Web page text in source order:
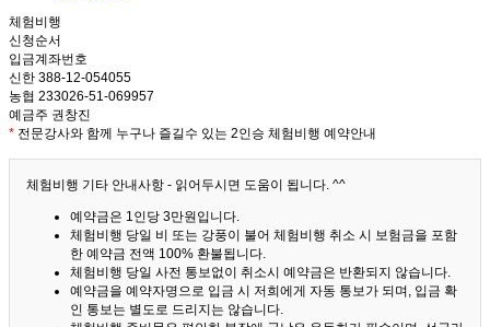
체험비행
신청순서
입금계좌번호
신한 388-12-054055
농협 233026-51-069957
예금주 권창진
* 전문강사와 함께 누구나 즐길수 있는 2인승 체험비행 예약안내
체험비행 기타 안내사항 - 읽어두시면 도움이 됩니다. ^^
예약금은 1인당 3만원입니다.
체험비행 당일 비 또는 강풍이 불어 체험비행 취소 시 보험금을 포함
한 예약금 전액 100% 환불됩니다.
체험비행 당일 사전 통보없이 취소시 예약금은 반환되지 않습니다.
예약금을 예약자명으로 입금 시 저희에게 자동 통보가 되며, 입금 확
인 통보는 별도로 드리지는 않습니다.